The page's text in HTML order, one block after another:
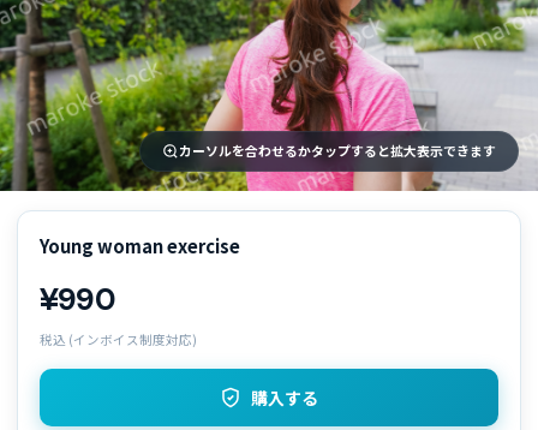
カーソルを合わせるかタップすると拡大表示できます
Young woman exercise
¥990
税込 (インボイス制度対応)
購入する